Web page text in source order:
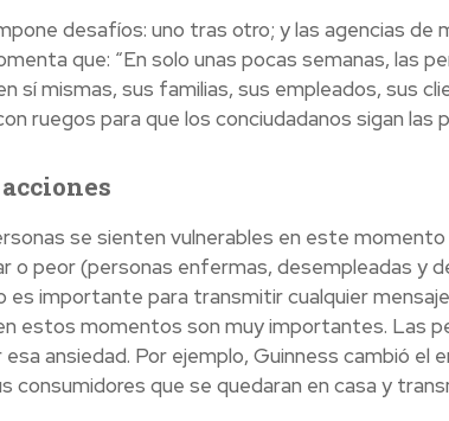
desafíos: uno tras otro; y las agencias de
que: “En solo unas pocas semanas, las
sí mismas, sus familias, sus empleados, sus
ruegos para que los conciudadanos sigan las
se sienten vulnerables en este
o peor (personas enfermas, desempleadas y
es importante para transmitir cualquier
estos momentos son muy importantes. Las
ansiedad. Por ejemplo, Guinness cambió el
consumidores que se quedaran en casa y